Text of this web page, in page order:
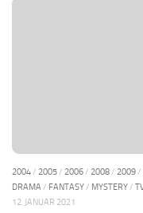
2004 / 2005 / 2006 / 2008 / 2009 /
DRAMA / FANTASY / MYSTERY /
12. JANUAR 2021